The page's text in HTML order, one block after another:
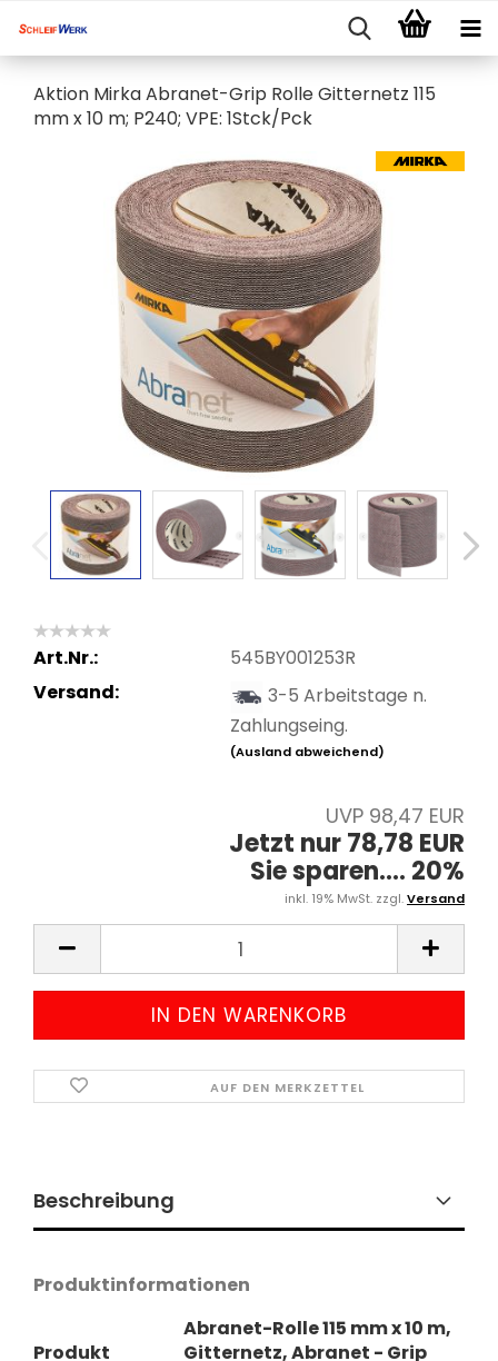
Aktion Mirka Abranet-Grip Rolle Gitternetz 115
mm x 10 m; P240; VPE: 1Stck/Pck
Art.Nr.:
545BY001253R
Versand:
3-5 Arbeitstage n.
Zahlungseing.
(Ausland abweichend)
UVP 98,47 EUR
Jetzt nur 78,78 EUR
Sie sparen.... 20%
inkl. 19% MwSt. zzgl.Versand
AUF DEN MERKZETTEL
Beschreibung
Produkt
Abranet-Rolle 115 mm x 10 m,
Gitternetz, Abranet - Grip
Produktinformationen